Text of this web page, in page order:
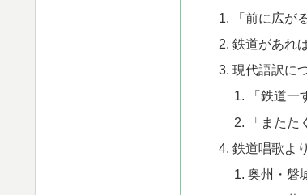
「前に広が
鉄道があれ
現代語訳に
「​鉄道
「​また
鉄道唱歌よ
奥州・磐